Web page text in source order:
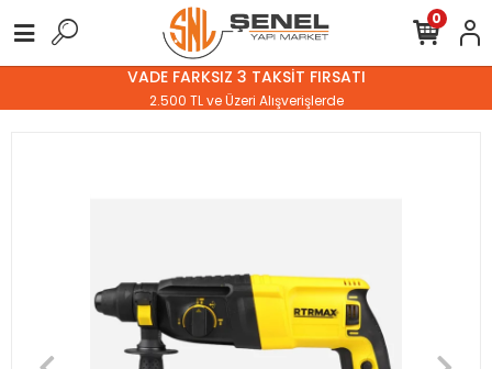
VADE FARKSIZ 3 TAKSİT FIRSATI
2.500 TL ve Üzeri Alışverişlerde
0